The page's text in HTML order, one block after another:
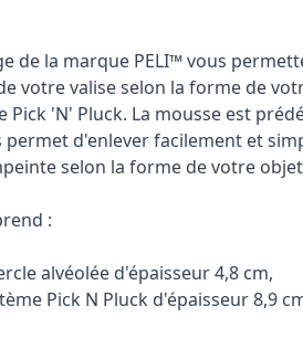
de la marque PELI™vous
votre valise selon la forme de
Pick 'N' Pluck. La mousse est
permet d'enlever facilement et
selon la forme de votre
:
alvéolée d'épaisseur 4,8 cm,
Pick N Pluck d'épaisseur 8,9